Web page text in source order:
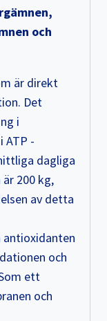
och
är direkt
Det
i
ATP -
dagliga
200 kg,
av detta
antioxidanten
och
ett
och